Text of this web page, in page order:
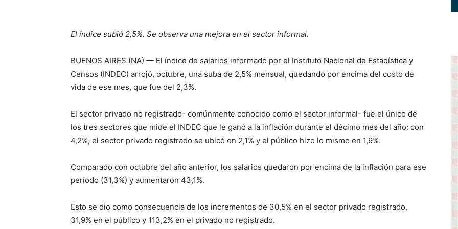
El índice subió 2,5%. Se observa una mejora en el sector informal.
BUENOS AIRES (NA) — El índice de salarios informado por el Instituto Nacional de Estadística y
Censos (INDEC) arrojó, octubre, una suba de 2,5% mensual, quedando por encima del costo de
vida de ese mes, que fue del 2,3%.
El sector privado no registrado- comúnmente conocido como el sector informal- fue el único de
los tres sectores que mide el INDEC que le ganó a la inflación durante el décimo mes del año: con
4,2%, el sector privado registrado se ubicó en 2,1% y el público hizo lo mismo en 1,9%.
Comparado con octubre del año anterior, los salarios quedaron por encima de la inflación para ese
período (31,3%) y aumentaron 43,1%.
Esto se dio como consecuencia de los incrementos de 30,5% en el sector privado registrado,
31,9% en el público y 113,2% en el privado no registrado.